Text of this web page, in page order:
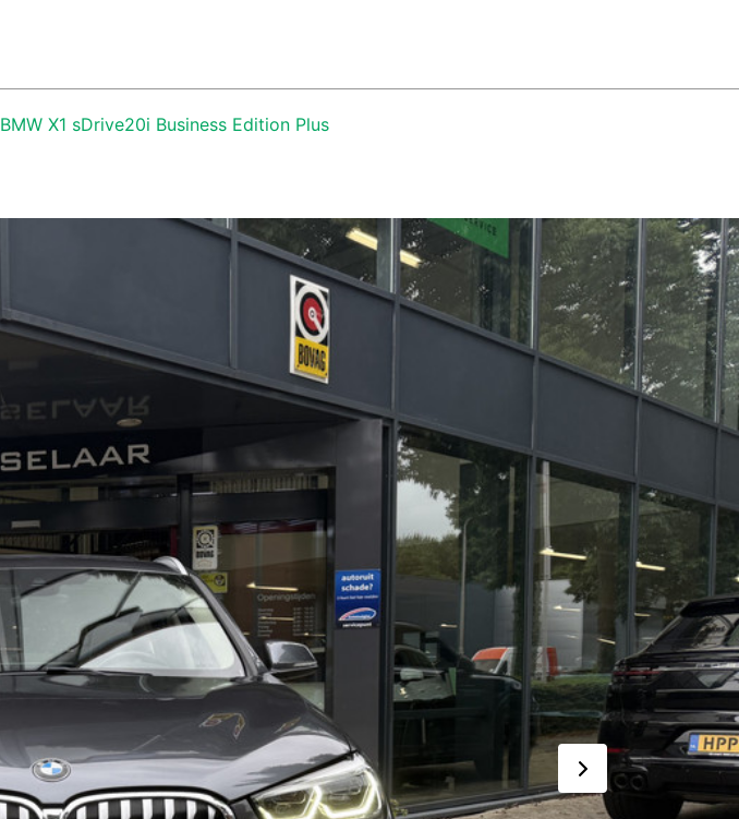
BMW X1 sDrive20i Business Edition Plus